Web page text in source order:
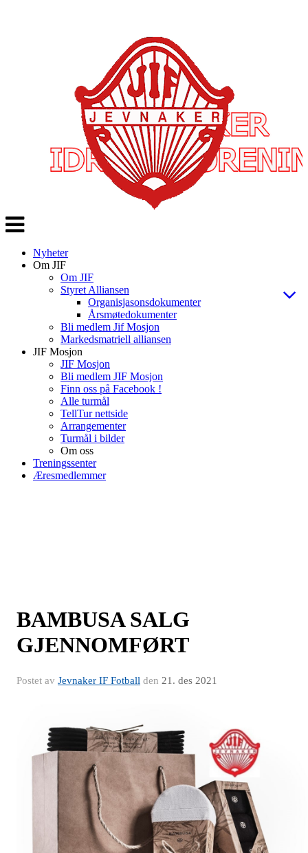
Veksle
navigasjon
Nyheter
Om JIF
Om JIF
Styret Alliansen
Organisjasonsdokumenter
Årsmøtedokumenter
Bli medlem Jif Mosjon
Markedsmatriell alliansen
JIF Mosjon
JIF Mosjon
Bli medlem JIF Mosjon
Finn oss på Facebook !
Alle turmål
TellTur nettside
Arrangementer
Turmål i bilder
Om oss
Treningssenter
Æresmedlemmer
BAMBUSA SALG
GJENNOMFØRT
Postet av Jevnaker IF Fotball den 21. des 2021